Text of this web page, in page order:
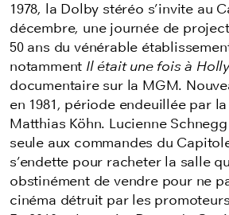
1978, la Dolby stéréo s’invite au
décembre, une journée de
50 ans du vénérable
notamment Il était une fois à
documentaire sur la MGM.
en 1981, période endeuillée par
Matthias Köhn. Lucienne
seule aux commandes du
s’endette pour racheter la salle
obstinément de vendre pour ne
cinéma détruit par les